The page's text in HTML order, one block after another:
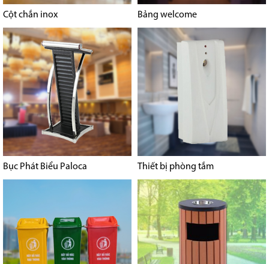
Cột chắn inox Bảng welcome
Bục Phát Biểu Paloca Thiết bị phòng tắm